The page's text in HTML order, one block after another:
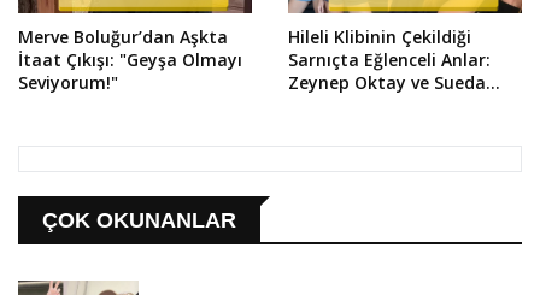
Merve Boluğur’dan Aşkta
İtaat Çıkışı: "Geyşa Olmayı
Seviyorum!"
Hileli Klibinin Çekildiği
Sarnıçta Eğlenceli Anlar:
Zeynep Oktay ve Sueda
ÇOK OKUNANLAR